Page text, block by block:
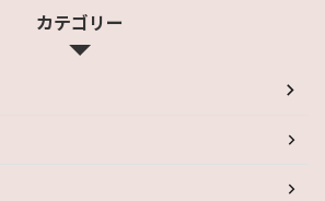
カテゴリー